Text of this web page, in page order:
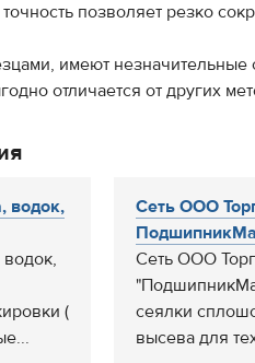
позволяет резко
имеют
отличается от других
водок,
(
Сеть ООО
Сеть ООО
сеялки
высева для